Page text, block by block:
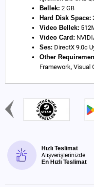
Bellek: 2 GB
Hard Disk Space:
Video Bellek:
Video Card:
Ses: DirectX 9.0c
Other
Framework, Visual
Hızlı Teslimat
Alışverişlerinizde
En Hızlı Teslimat